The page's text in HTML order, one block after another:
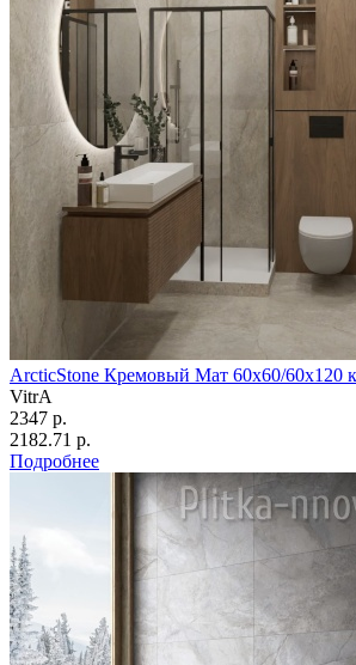
ArcticStone Кремовый Мат 60x60/60х120
VitrA
2347 р.
2182.71 р.
Подробнее